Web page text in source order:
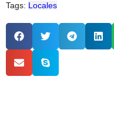
Tags: Locales